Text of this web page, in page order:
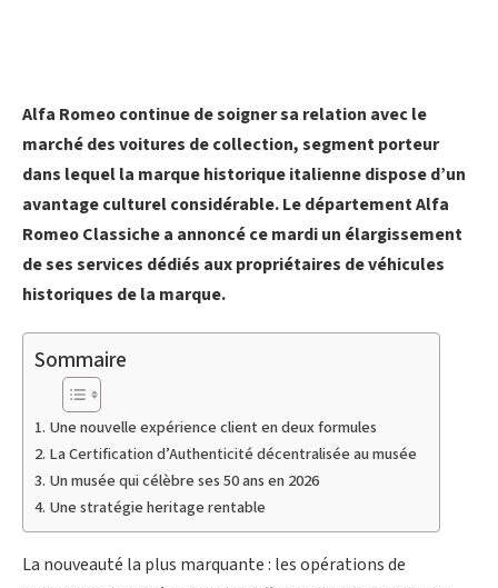
Alfa Romeo continue de soigner sa relation avec le
marché des voitures de collection, segment porteur
dans lequel la marque historique italienne dispose d’un
avantage culturel considérable. Le département Alfa
Romeo Classiche a annoncé ce mardi un élargissement
de ses services dédiés aux propriétaires de véhicules
historiques de la marque.
Sommaire
Une nouvelle expérience client en deux formules
La Certification d’Authenticité décentralisée au musée
Un musée qui célèbre ses 50 ans en 2026
Une stratégie heritage rentable
La nouveauté la plus marquante : les opérations de